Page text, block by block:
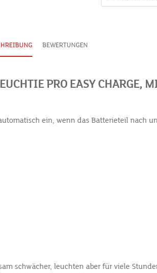
BEWERTUNGEN
PRO EASY CHARGE,
ein, wenn das Batterieteil nach
schwächer, leuchten aber für viele